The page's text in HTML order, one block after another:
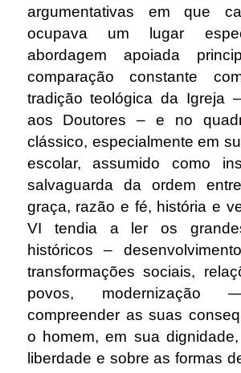
argumentativas em que
ocupava um lugar
abordagem apoiada
comparação constante
tradição teológica da Igreja
aos Doutores – e no
clássico, especialmente em
escolar, assumido como
salvaguarda da ordem
graça, razão e fé, história e
VI tendia a ler os
históricos –
transformações sociais,
povos, modernização
compreender as suas
o homem, em sua
liberdade e sobre as formas